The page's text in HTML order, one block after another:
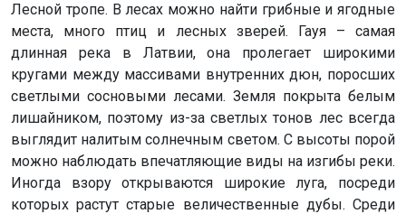
Лесной тропе. В лесах можно найти грибные и ягодные
места, много птиц и лесных зверей. Гауя – самая
длинная река в Латвии, она пролегает широкими
кругами между массивами внутренних дюн, поросших
светлыми сосновыми лесами. Земля покрыта белым
лишайником, поэтому из-за светлых тонов лес всегда
выглядит налитым солнечным светом. С высоты порой
можно наблюдать впечатляющие виды на изгибы реки.
Иногда взору открываются широкие луга, посреди
которых растут старые величественные дубы. Среди